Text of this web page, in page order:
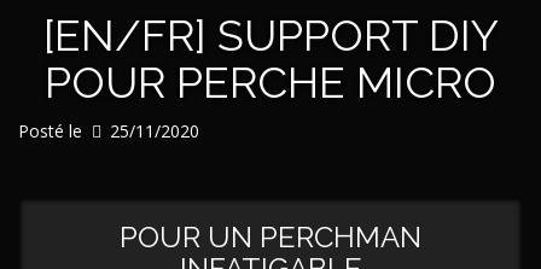
mirrorless/DSLR
et
rig
vidéo
(avec
[EN/FR] SUPPORT DIY
POUR PERCHE MICRO
Posté le 25/11/2020
POUR UN PERCHMAN